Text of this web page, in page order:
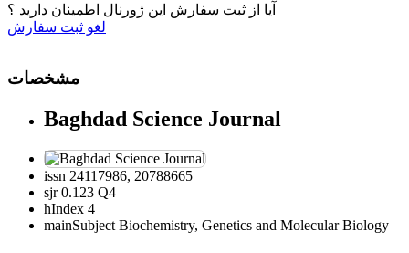
آیا از ثبت سفارش این ژورنال اطمینان دارید ؟
لغو ثبت سفارش
مشخصات
Baghdad Science Journal
issn 24117986, 20788665
sjr0.123 Q4
hIndex 4
mainSubject Biochemistry, Genetics and Molecular Biology